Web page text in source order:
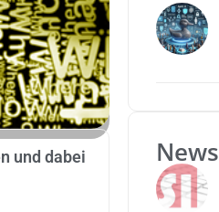
und dabei
News